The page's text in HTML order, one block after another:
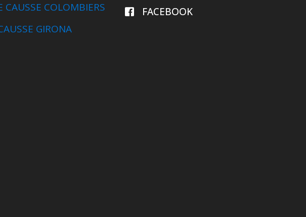
CAUSSE COLOMBIERS
GIRONA
FACEBOOK